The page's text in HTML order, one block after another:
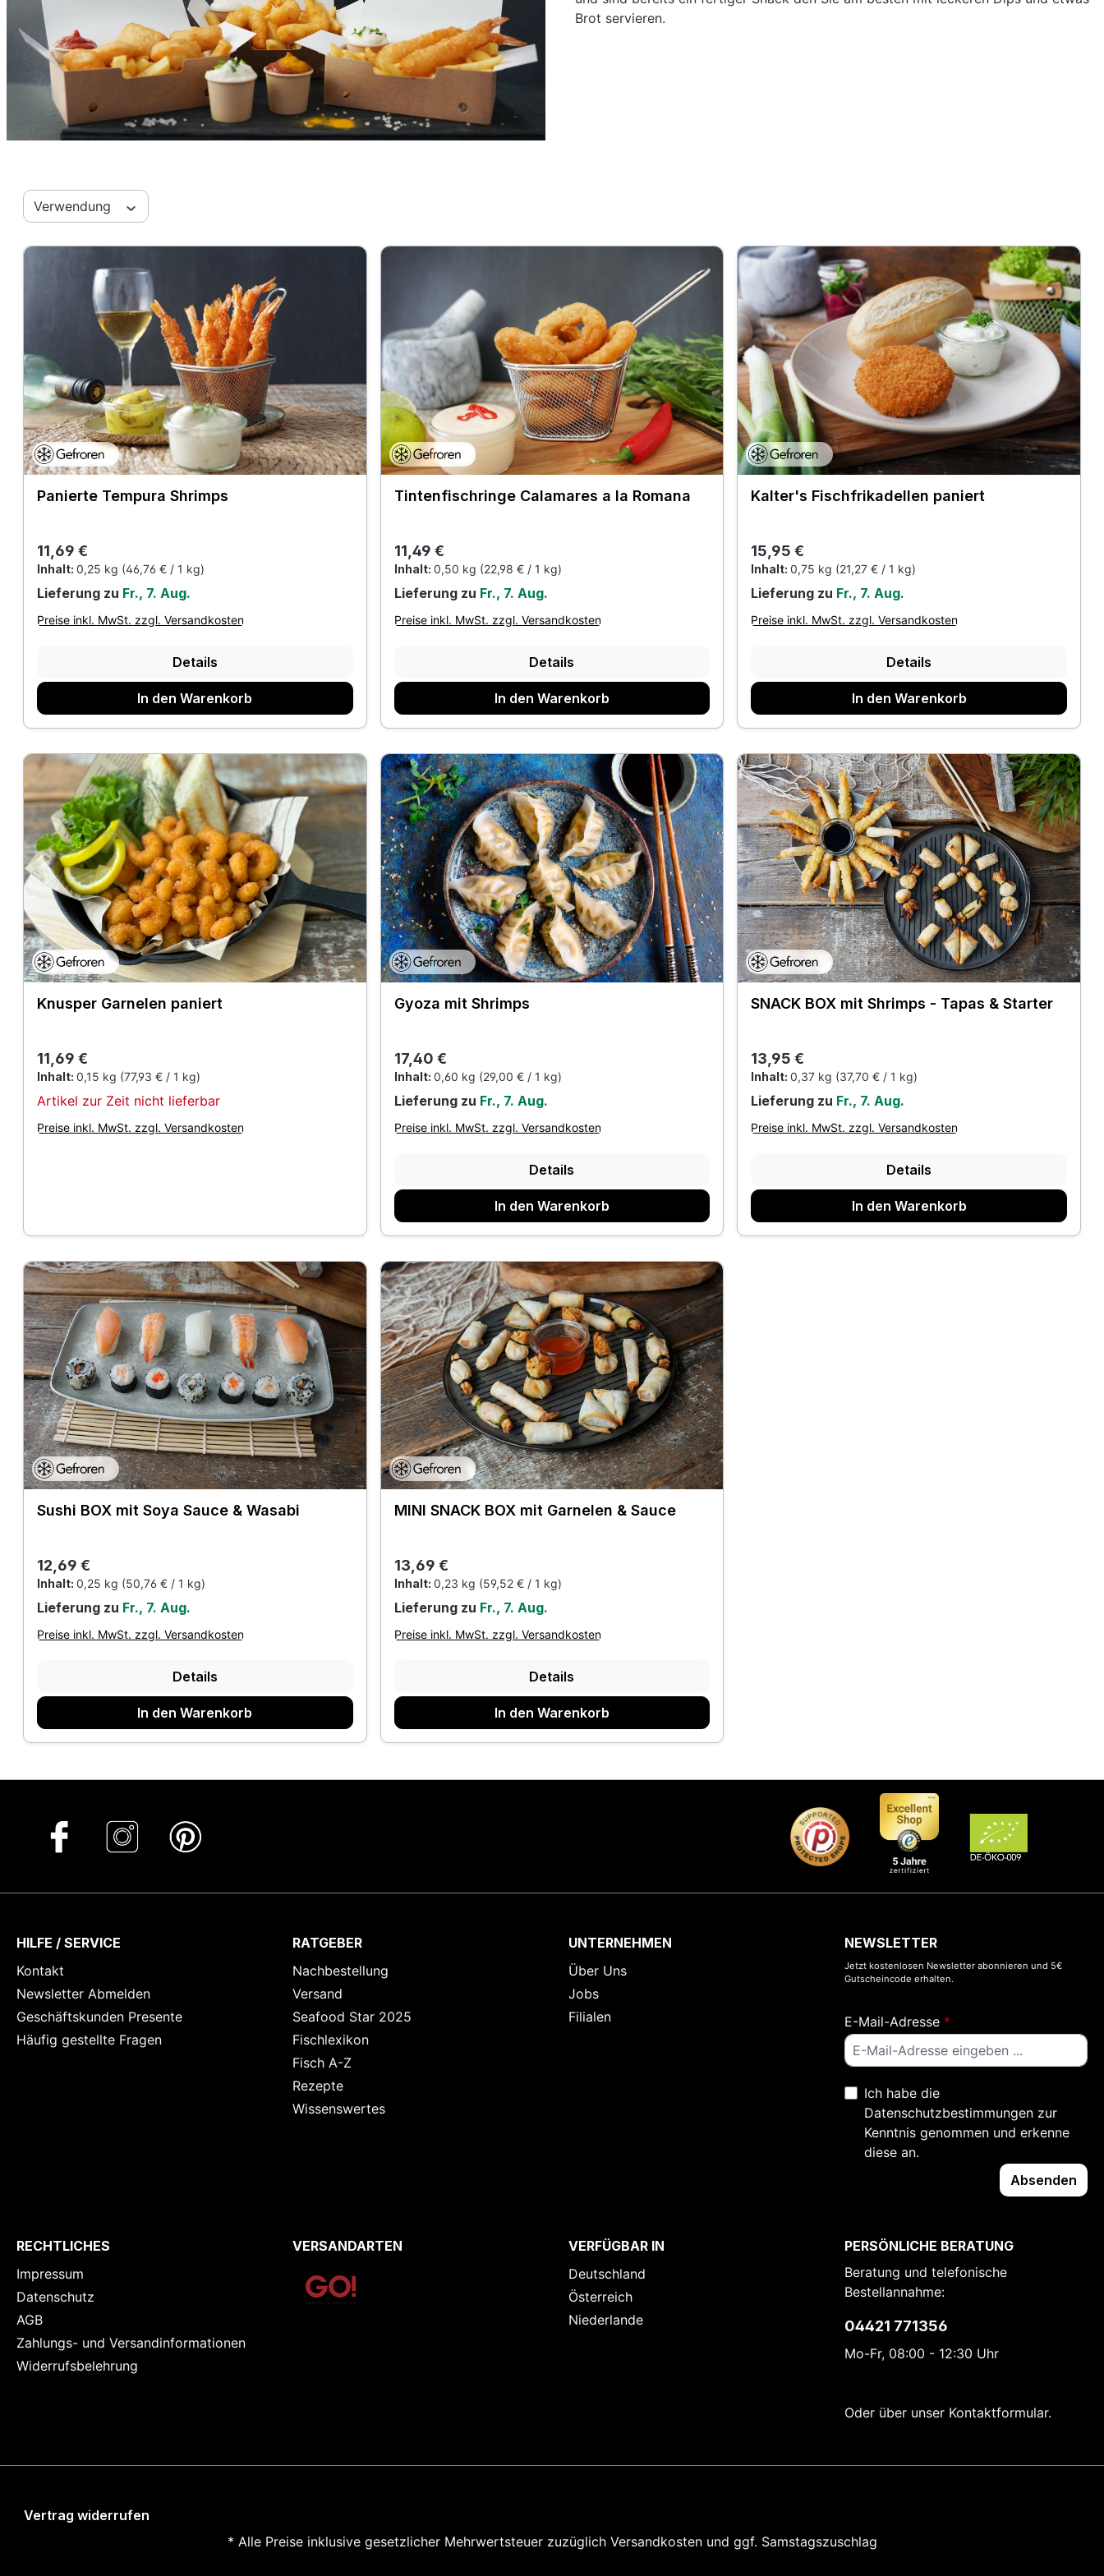
Brot servieren.
Verwendung
Panierte Tempura Shrimps
Regulärer Preis:
11,69 €
Inhalt: 0,25 kg (46,76 € / 1 kg)
Lieferung zu Fr., 7. Aug.
Preise inkl. MwSt. zzgl. Versandkosten
Details
In den Warenkorb
Tintenfischringe Calamares a la Romana
Regulärer Preis:
11,49 €
Inhalt: 0,50 kg (22,98 € / 1 kg)
Lieferung zu Fr., 7. Aug.
Preise inkl. MwSt. zzgl. Versandkosten
Details
In den Warenkorb
Kalter's Fischfrikadellen paniert
Regulärer Preis:
15,95 €
Inhalt:0,75 kg (21,27 € / 1 kg)
Lieferung zu Fr., 7. Aug.
Preise inkl. MwSt. zzgl. Versandkosten
Details
In den Warenkorb
Knusper Garnelen paniert
Regulärer Preis:
11,69 €
Inhalt: 0,15 kg (77,93 € / 1 kg)
Artikel zur Zeit nicht lieferbar
Preise inkl. MwSt. zzgl. Versandkosten
Gyoza mit Shrimps
Regulärer Preis:
17,40 €
Inhalt: 0,60 kg (29,00 € / 1 kg)
Lieferung zu Fr., 7. Aug.
Preise inkl. MwSt. zzgl. Versandkosten
Details
In den Warenkorb
SNACK BOX mit Shrimps - Tapas & Starter
Regulärer Preis:
13,95 €
Inhalt:0,37 kg (37,70 € / 1 kg)
Lieferung zu Fr., 7. Aug.
Preise inkl. MwSt. zzgl. Versandkosten
Details
In den Warenkorb
Sushi BOX mit Soya Sauce & Wasabi
Regulärer Preis:
12,69 €
Inhalt: 0,25 kg (50,76 € / 1 kg)
Lieferung zu Fr., 7. Aug.
Preise inkl. MwSt. zzgl. Versandkosten
Details
In den Warenkorb
MINI SNACK BOX mit Garnelen & Sauce
Regulärer Preis:
13,69 €
Inhalt: 0,23 kg (59,52 € / 1 kg)
Lieferung zu Fr., 7. Aug.
Preise inkl. MwSt. zzgl. Versandkosten
Details
In den Warenkorb
HILFE / SERVICE
Kontakt
Newsletter Abmelden
Geschäftskunden Presente
Häufig gestellte Fragen
RATGEBER
Nachbestellung
Versand
Seafood Star 2025
Fischlexikon
Fisch A-Z
Rezepte
Wissenswertes
UNTERNEHMEN
Über Uns
Jobs
Filialen
NEWSLETTER
Jetzt kostenlosen Newsletter abonnieren und 5€
Gutscheincode erhalten.
E-Mail-Adresse *
Ich habe die
Datenschutzbestimmungen zur
Kenntnis genommen und erkenne
diese an.
Absenden
RECHTLICHES
Impressum
Datenschutz
AGB
Zahlungs- und Versandinformationen
Widerrufsbelehrung
VERSANDARTEN
VERFÜGBAR IN
Deutschland
Österreich
Niederlande
PERSÖNLICHE BERATUNG
Beratung und telefonische
Bestellannahme:
04421 771356
Mo-Fr, 08:00 - 12:30 Uhr
Oder über unser Kontaktformular.
Vertrag widerrufen
* Alle Preise inklusive gesetzlicher Mehrwertsteuer zuzüglich Versandkosten und ggf. Samstagszuschlag